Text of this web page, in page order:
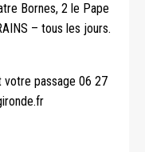
Bornes, 2 le Pape
– tous les jours.
votre passage 06 27